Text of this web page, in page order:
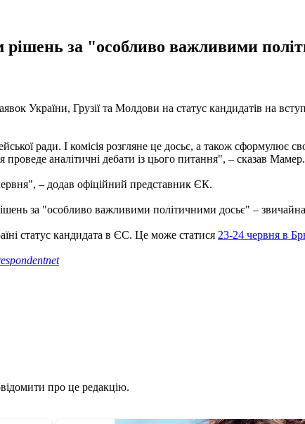
рішень за "особливо важливими
України, Грузії та Молдови на статус кандидатів на
ради. І комісія розгляне це досьє, а також сформулює
проведе аналітичні дебати із цього питання", – сказав Мамер.
– додав офіційний представник ЄК.
за "особливо важливими політичними досьє" –
статус кандидата в ЄС. Це може статися 23-24 червня в
про це редакцію.